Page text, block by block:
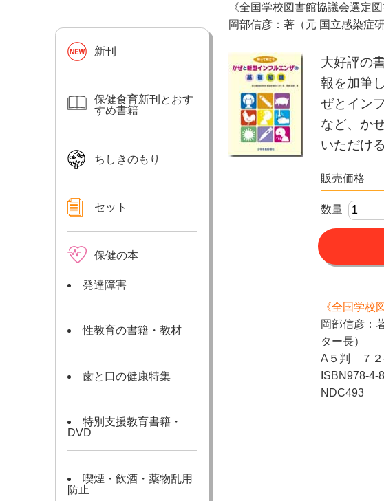
新刊
保健食育新刊とおす
すめ書籍
ちしきのもり
セット
保健の本
発達障害
性教育の書籍・教材
歯と口の健康特集
特別支援教育書籍・
DVD
喫煙・飲酒・薬物乱用
防止
《全国学校図書館協議会選定図
岡部信彦：著（元 国立感染症
大好評の
報を加筆
ぜとイン
など、か
いただけ
販売価格
数量
《全国学校
岡部信彦：
ター長）
A５判 ７
ISBN978-4-
NDC493